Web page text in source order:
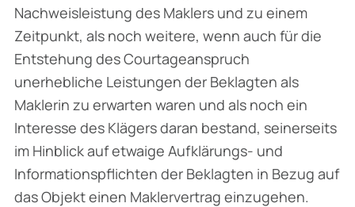
Nachweisleistung des Maklers und zu einem
Zeitpunkt, als noch weitere, wenn auch für die
Entstehung des Courtageanspruch
unerhebliche Leistungen der Beklagten als
Maklerin zu erwarten waren und als noch ein
Interesse des Klägers daran bestand, seinerseits
im Hinblick auf etwaige Aufklärungs- und
Informationspflichten der Beklagten in Bezug auf
das Objekt einen Maklervertrag einzugehen.